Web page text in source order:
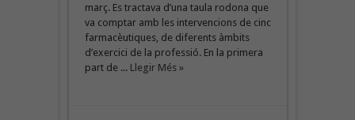
març. Es tractava d’una taula rodona que
va comptar amb les intervencions de cinc
farmacèutiques, de diferents àmbits
d’exercici de la professió. En la primera
part de ... Llegir Més »